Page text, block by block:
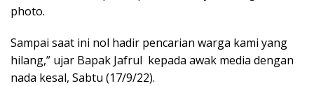
photo.
Sampai saat ini nol hadir pencarian warga kami yang
hilang,” ujar Bapak Jafrul kepada awak media dengan
nada kesal, Sabtu (17/9/22).